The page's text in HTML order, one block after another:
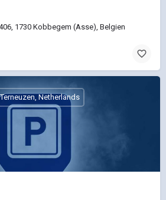
1730 Kobbegem (Asse), Belgien
Netherlands